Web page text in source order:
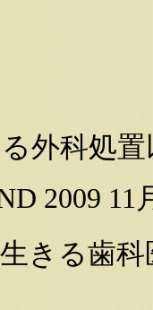
外科処
2009 11
きる歯